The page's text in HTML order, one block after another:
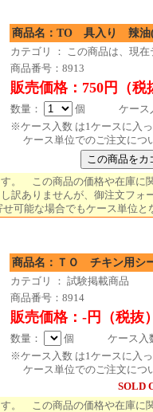
商品名：ТО 具入り 辣油
カテゴリ ： この商品は、現
商品番号：8913
販売価格：750円（税
数量：
個 ケース入
※ケース入数 は1ケースに入
ケース単位でのご注文につ
。 この商品の価格や在庫に
訳ありませんが、御注文フォ
可能な場合でもケース単位と
商品名：ＴＯ チキン用シ
カテゴリ ： 試験掲載商品
商品番号：8914
販売価格：-円（税抜
数量：
個 ケース入数
※ケース入数 は1ケースに入
ケース単位でのご注文につ
SOLD
。 この商品の価格や在庫に